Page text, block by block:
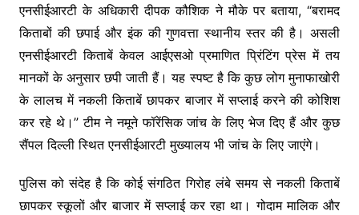
एनसीईआरटी के अधिकारी दीपक कौशिक ने मौके पर बताया, “बरामद
किताबों की छपाई और इंक की गुणवत्ता स्थानीय स्तर की है। असली
एनसीईआरटी किताबें केवल आईएसओ प्रमाणित प्रिंटिंग प्रेस में तय
मानकों के अनुसार छपी जाती हैं। यह स्पष्ट है कि कुछ लोग मुनाफाखोरी
के लालच में नकली किताबें छापकर बाजार में सप्लाई करने की कोशिश
कर रहे थे।” टीम ने नमूने फॉरेंसिक जांच के लिए भेज दिए हैं और कुछ
सैंपल दिल्ली स्थित एनसीईआरटी मुख्यालय भी जांच के लिए जाएंगे।
पुलिस को संदेह है कि कोई संगठित गिरोह लंबे समय से नकली किताबें
छापकर स्कूलों और बाजार में सप्लाई कर रहा था। गोदाम मालिक और